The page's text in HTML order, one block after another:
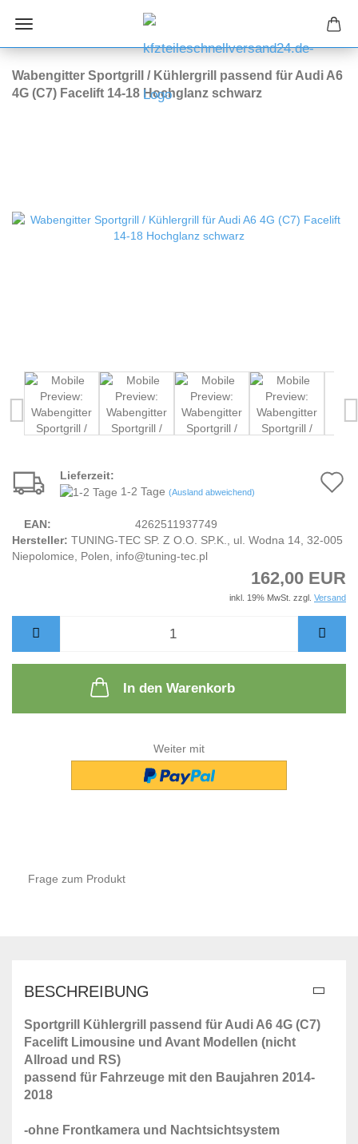
Wabengitter Sportgrill / Kühlergrill passend für Audi A6
4G (C7) Facelift 14-18 Hochglanz schwarz
Lieferzeit:
1-2 Tage (Ausland abweichend)
EAN:
4262511937749
Hersteller: TUNING-TEC SP. Z O.O. SP.K., ul. Wodna 14, 32-005
Niepolomice, Polen, info@tuning-tec.pl
162,00 EUR
inkl. 19% MwSt. zzgl. Versand
In den Warenkorb
Weiter mit
Frage zum Produkt
BESCHREIBUNG
Sportgrill Kühlergrill passend für Audi A6 4G (C7)
Facelift Limousine und Avant Modellen (nicht
Allroad und RS)
passend für Fahrzeuge mit den Baujahren 2014-
2018
-ohne Frontkamera und Nachtsichtsystem